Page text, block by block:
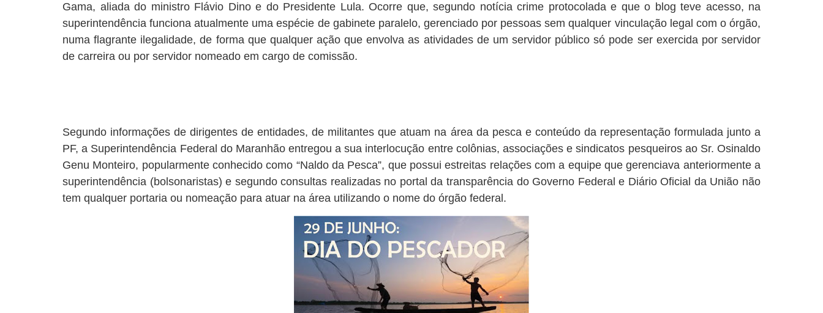
Gama, aliada do ministro Flávio Dino e do Presidente Lula. Ocorre que, segundo notícia crime protocolada e que o blog teve acesso, na
superintendência funciona atualmente uma espécie de gabinete paralelo, gerenciado por pessoas sem qualquer vinculação legal com o órgão,
numa flagrante ilegalidade, de forma que qualquer ação que envolva as atividades de um servidor público só pode ser exercida por servidor
de carreira ou por servidor nomeado em cargo de comissão.
Segundo informações de dirigentes de entidades, de militantes que atuam na área da pesca e conteúdo da representação formulada junto a
PF, a Superintendência Federal do Maranhão entregou a sua interlocução entre colônias, associações e sindicatos pesqueiros ao Sr. Osinaldo
Genu Monteiro, popularmente conhecido como “Naldo da Pesca”, que possui estreitas relações com a equipe que gerenciava anteriormente a
superintendência (bolsonaristas) e segundo consultas realizadas no portal da transparência do Governo Federal e Diário Oficial da União não
tem qualquer portaria ou nomeação para atuar na área utilizando o nome do órgão federal.